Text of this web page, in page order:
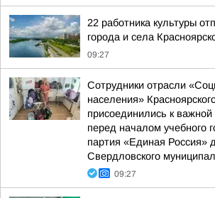
22 работника культуры
города и села
09:27
Сотрудники отрасли
населения»
присоединились к важной
перед началом учебного
партия «Единая Россия»
Свердловского
09:27